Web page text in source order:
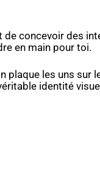
de concevoir des
en main pour toi.
plaque les uns sur
identité